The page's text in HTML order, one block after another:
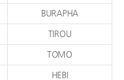
BURAPHA
TIROU
TOMO
HEBI